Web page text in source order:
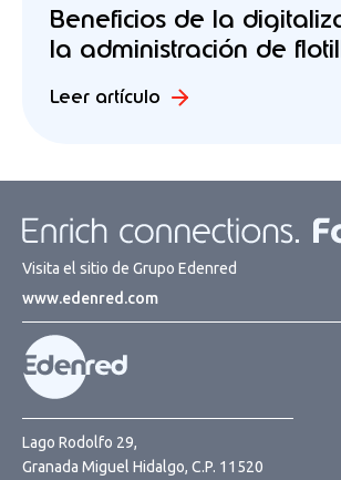
Beneficios de la
la administración de
Leer artículo
Visita el sitio de Grupo Edenred
www.edenred.com
Lago Rodolfo 29,
Granada Miguel Hidalgo, C.P. 11520